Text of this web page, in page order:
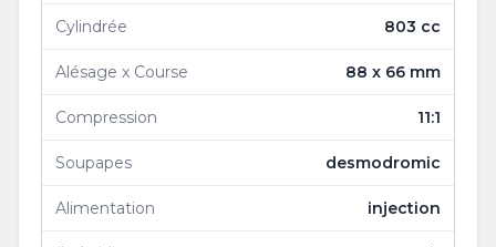
Cylindrée 803 cc
Alésage x Course 88 x 66 mm
Compression 11:1
Soupapes desmodromic
Alimentation injection